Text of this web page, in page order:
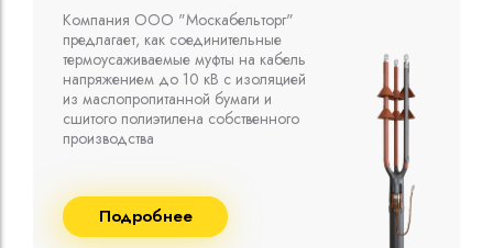
Компания ООО "Москабельторг"
предлагает, как соединительные
термоусаживаемые муфты на кабель
напряжением до 10 кВ с изоляцией
из маслопропитанной бумаги и
сшитого полиэтилена собственного
производства
Подробнее